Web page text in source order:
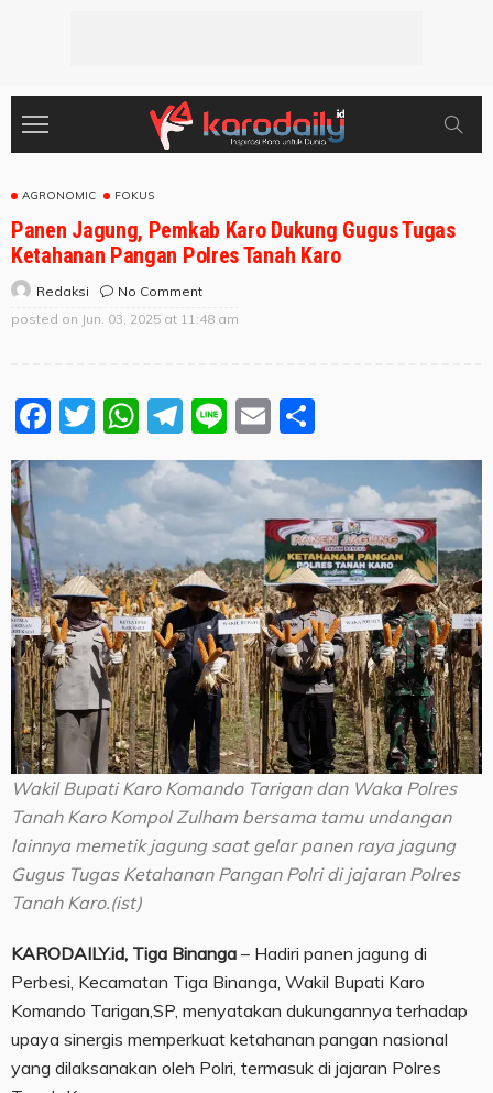
AGRONOMIC FOKUS
Panen Jagung, Pemkab Karo Dukung Gugus Tugas
Ketahanan Pangan Polres Tanah Karo
Redaksi
No Comment
posted on Jun. 03, 2025 at 11:48 am
Facebook
Twitter
WhatsApp
Telegram
LineEmail
Wakil Bupati Karo Komando Tarigan dan Waka Polres
Tanah Karo Kompol Zulham bersama tamu undangan
lainnya memetik jagung saat gelar panen raya jagung
Gugus Tugas Ketahanan Pangan Polri di jajaran Polres
Tanah Karo.(ist)
KARODAILY.id, Tiga Binanga – Hadiri panen jagung di
Perbesi, Kecamatan Tiga Binanga, Wakil Bupati Karo
Komando Tarigan,SP, menyatakan dukungannya terhadap
upaya sinergis memperkuat ketahanan pangan nasional
yang dilaksanakan oleh Polri, termasuk di jajaran Polres